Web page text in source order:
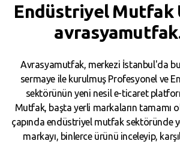
Endüstriyel Mutfak
Avrasyamutfak, merkezi İstanbul'da
sermaye ile kurulmuş Profesyonel ve
sektörünün yeni nesil e-ticaret
Mutfak, başta yerli markaların tamamı
çapında endüstriyel mutfak sektöründe
markayı, binlerce ürünü inceleyip,